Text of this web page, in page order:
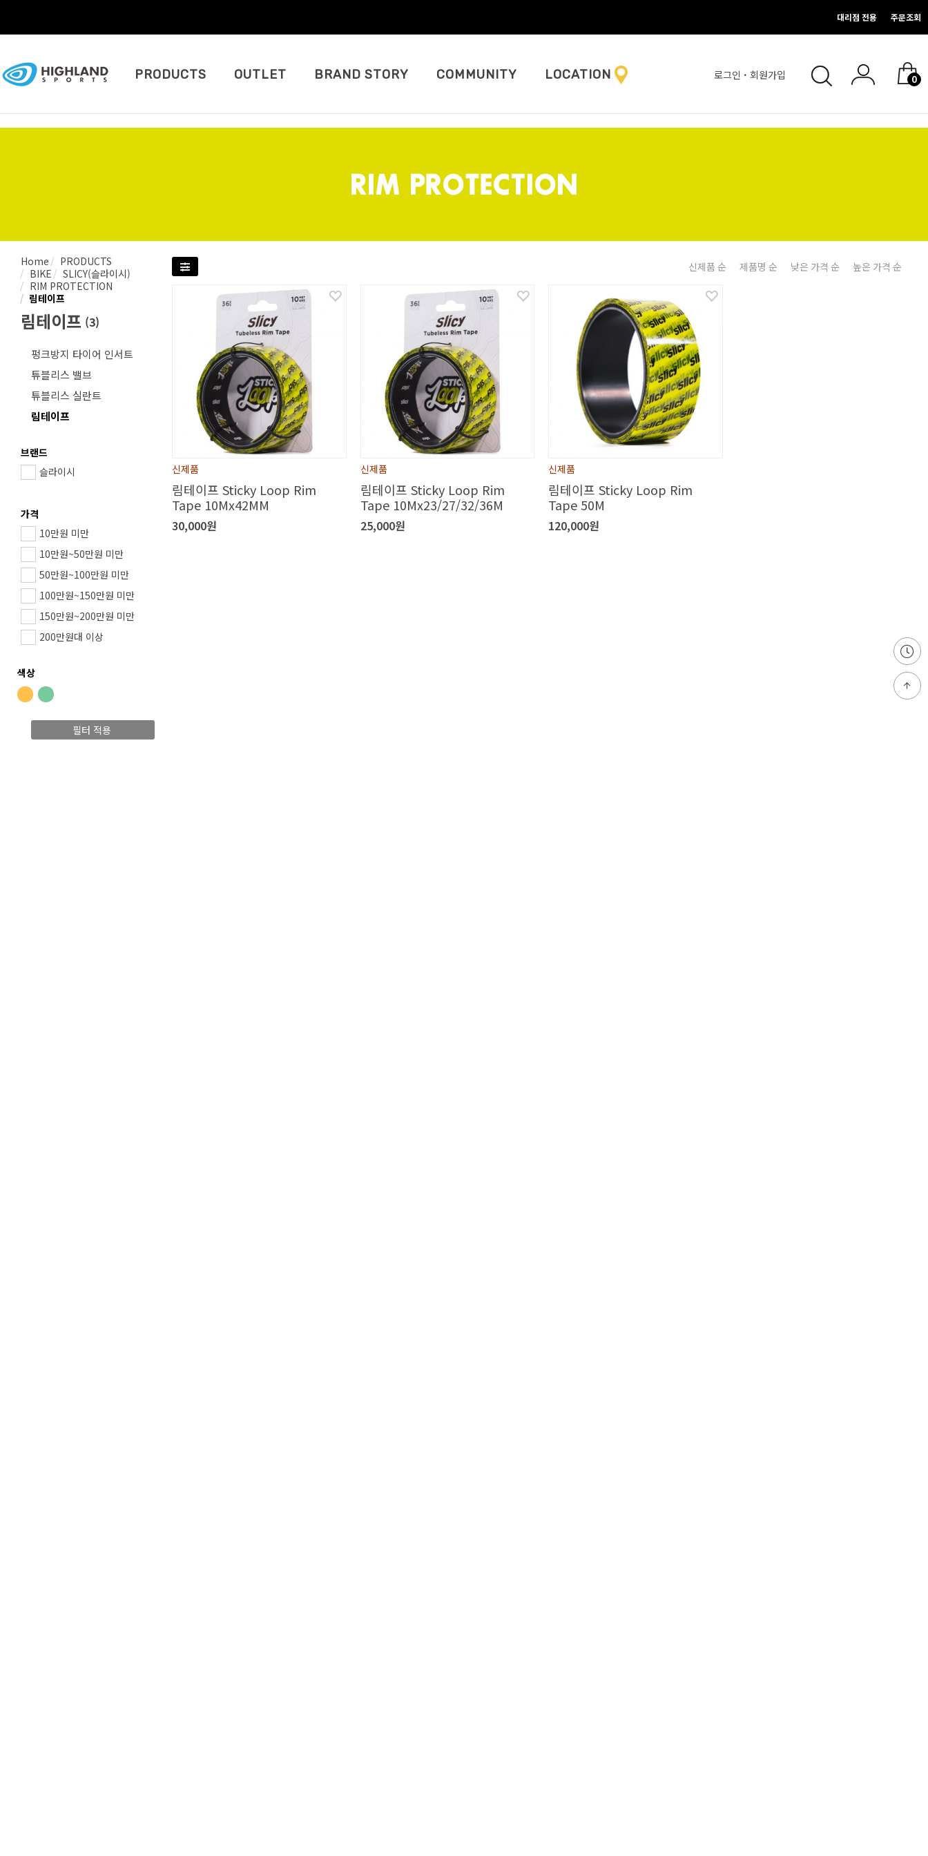
대리점 전용 주문조회
PRODUCTS OUTLET BRAND STORY COMMUNITY LOCATION 로그인 · 회원가입 0
Home
PRODUCTS
BIKE
SLICY(슬라이시)
RIM PROTECTION
림테이프
림테이프 (3)
펑크방지 타이어 인서트
튜블리스 밸브
튜블리스 실란트
림테이프
브랜드
슬라이시
가격
10만원 미만
10만원~50만원 미만
50만원~100만원 미만
100만원~150만원 미만
150만원~200만원 미만
200만원대 이상
색상
필터 적용
신제품 순 제품명 순 낮은 가격 순 높은 가격 순
신제품
림테이프 Sticky Loop Rim
Tape 10Mx42MM
30,000원
신제품
림테이프 Sticky Loop Rim
Tape 10Mx23/27/32/36M
25,000원
신제품
림테이프 Sticky Loop Rim
Tape 50M
120,000원